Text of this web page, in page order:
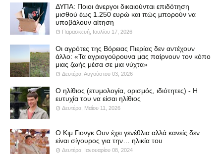
ΔΥΠΑ: Ποιοι άνεργοι δικαιούνται επιδότηση
μισθού έως 1.250 ευρώ και πώς μπορούν να
υποβάλουν αίτηση
Παρασκευή, Ιουλίου 17, 2026
Οι αγρότες της Βόρειας Πιερίας δεν αντέχουν
άλλο: «Τα αγριογούρουνα μας παίρνουν τον κόπο
μιας ζωής μέσα σε μια νύχτα»
Δευτέρα, Αυγούστου 03, 2026
Ο ηλίθιος (ετυμολογία, ορισμός, ιδιότητες) - Η
ευτυχία του να είσαι ηλίθιος
Δευτέρα, Μαΐου 11, 2026
Ο Κιμ Γιονγκ Ουν έχει γενέθλια αλλά κανείς δεν
είναι σίγουρος για την… ηλικία του
Δευτέρα, Ιανουαρίου 08, 2024